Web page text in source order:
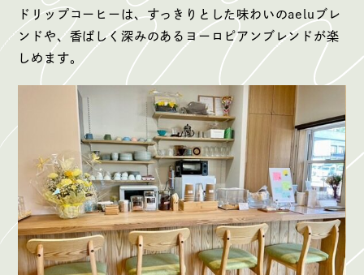
ドリップコーヒーは、すっきりとした味わいのaeluブレ
ンドや、香ばしく深みのあるヨーロピアンブレンドが楽
しめます。